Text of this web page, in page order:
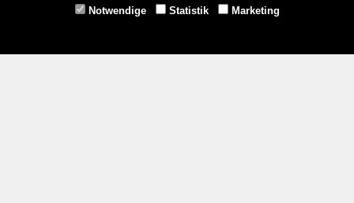
Gmünd -
Notwendige Statistik Marketing